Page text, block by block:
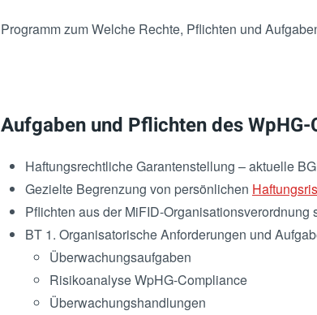
Programm zum Welche Rechte, Pflichten und
Aufgaben und Pflichten des
Haftungsrechtliche Garantenstellung – aktuelle
Gezielte Begrenzung von persönlichen
Pflichten aus der MiFID-Organisationsverordnung
BT 1. Organisatorische Anforderungen und
Überwachungsaufgaben
Risikoanalyse WpHG-Compliance
Überwachungshandlungen